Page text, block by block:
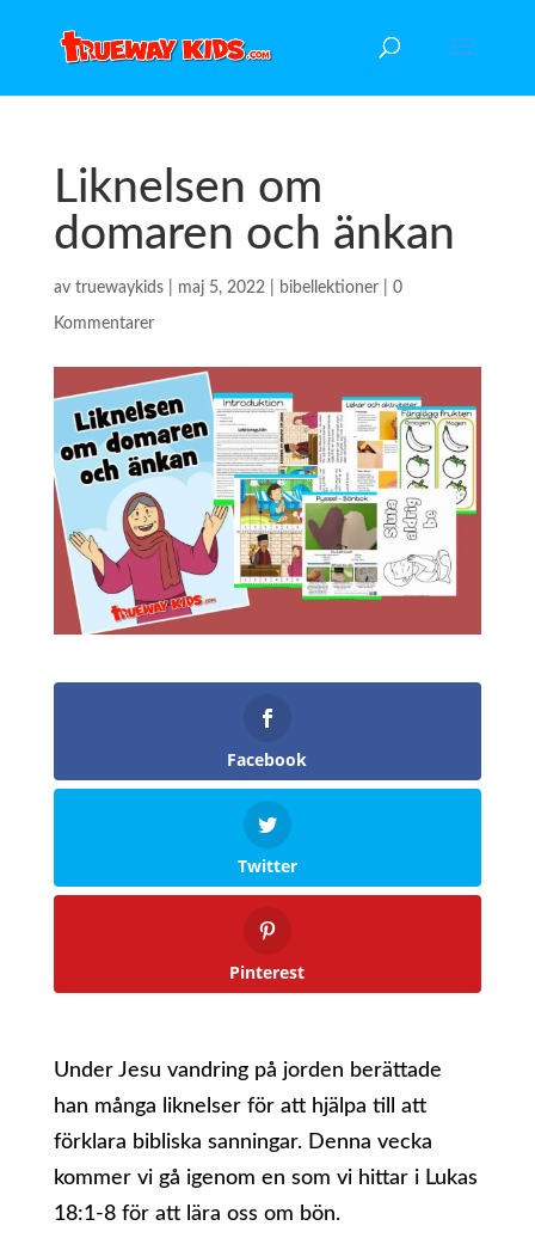
Liknelsen om
domaren och änkan
av truewaykids| maj 5, 2022| bibellektioner| 0
Kommentarer
Facebook
Twitter
Pinterest
Under Jesu vandring på jorden berättade
han många liknelser för att hjälpa till att
förklara bibliska sanningar. Denna vecka
kommer vi gå igenom en som vi hittar i Lukas
18:1-8 för att lära oss om bön.